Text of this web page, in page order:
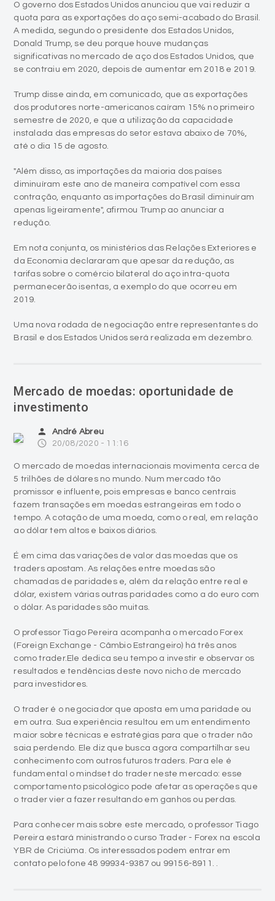
O governo dos Estados Unidos anunciou que vai reduzir a
quota para as exportações do aço semi-acabado do Brasil.
A medida, segundo o presidente dos Estados Unidos,
Donald Trump, se deu porque houve mudanças
significativas no mercado de aço dos Estados Unidos, que
se contraiu em 2020, depois de aumentar em 2018 e 2019.
Trump disse ainda, em comunicado, que as exportações
dos produtores norte-americanos caíram 15% no primeiro
semestre de 2020, e que a utilização da capacidade
instalada das empresas do setor estava abaixo de 70%,
até o dia 15 de agosto.
"Além disso, as importações da maioria dos países
diminuíram este ano de maneira compatível com essa
contração, enquanto as importações do Brasil diminuíram
apenas ligeiramente", afirmou Trump ao anunciar a
redução.
Em nota conjunta, os ministérios das Relações Exteriores e
da Economia declararam que apesar da redução, as
tarifas sobre o comércio bilateral do aço intra-quota
permanecerão isentas, a exemplo do que ocorreu em
2019.
Uma nova rodada de negociação entre representantes do
Brasil e dos Estados Unidos será realizada em dezembro.
Mercado de moedas: oportunidade de
investimento
person André Abreu
access_time 20/08/2020 - 11:16
O mercado de moedas internacionais movimenta cerca de
5 trilhões de dólares no mundo. Num mercado tão
promissor e influente, pois empresas e banco centrais
fazem transações em moedas estrangeiras em todo o
tempo. A cotação de uma moeda, como o real, em relação
ao dólar tem altos e baixos diários.
É em cima das variações de valor das moedas que os
traders apostam. As relações entre moedas são
chamadas de paridades e, além da relação entre real e
dólar, existem várias outras paridades como a do euro com
o dólar. As paridades são muitas.
O professor Tiago Pereira acompanha o mercado Forex
(Foreign Exchange - Câmbio Estrangeiro) há três anos
como trader.Ele dedica seu tempo a investir e observar os
resultados e tendências deste novo nicho de mercado
para investidores.
O trader é o negociador que aposta em uma paridade ou
em outra. Sua experiência resultou em um entendimento
maior sobre técnicas e estratégias para que o trader não
saia perdendo. Ele diz que busca agora compartilhar seu
conhecimento com outros futuros traders. Para ele é
fundamental o mindset do trader neste mercado: esse
comportamento psicológico pode afetar as operações que
o trader vier a fazer resultando em ganhos ou perdas.
Para conhecer mais sobre este mercado, o professor Tiago
Pereira estará ministrando o curso Trader - Forex na escola
YBR de Criciúma. Os interessados podem entrar em
contato pelo fone 48 99934-9387 ou 99156-8911. .